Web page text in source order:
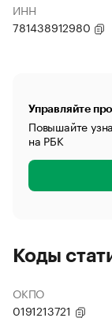
ИНН
781438912980
Управляйте
Повышайте
на РБК
Коды
ОКПО
0191213721